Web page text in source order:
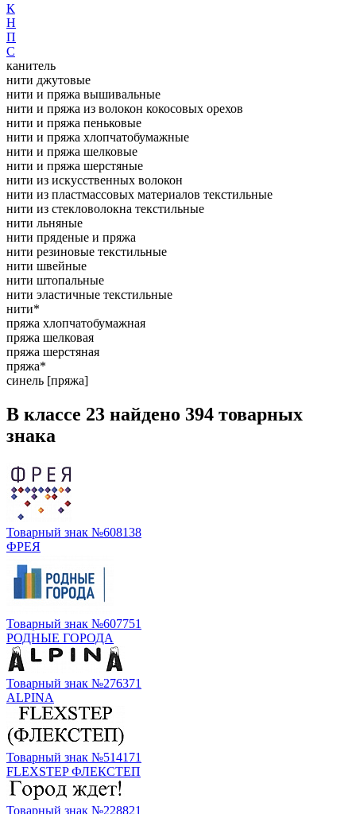
К
Н
П
С
канитель
нити джутовые
нити и пряжа вышивальные
нити и пряжа из волокон кокосовых орехов
нити и пряжа пеньковые
нити и пряжа хлопчатобумажные
нити и пряжа шелковые
нити и пряжа шерстяные
нити из искусственных волокон
нити из пластмассовых материалов текстильные
нити из стекловолокна текстильные
нити льняные
нити пряденые и пряжа
нити резиновые текстильные
нити швейные
нити штопальные
нити эластичные текстильные
нити*
пряжа хлопчатобумажная
пряжа шелковая
пряжа шерстяная
пряжа*
синель [пряжа]
В классе 23 найдено 394 товарных
знака
Товарный знак №608138
ФРЕЯ
Товарный знак №607751
РОДНЫЕ ГОРОДА
Товарный знак №276371
ALPINA
Товарный знак №514171
FLEXSTEP ФЛЕКСТЕП
Товарный знак №228821